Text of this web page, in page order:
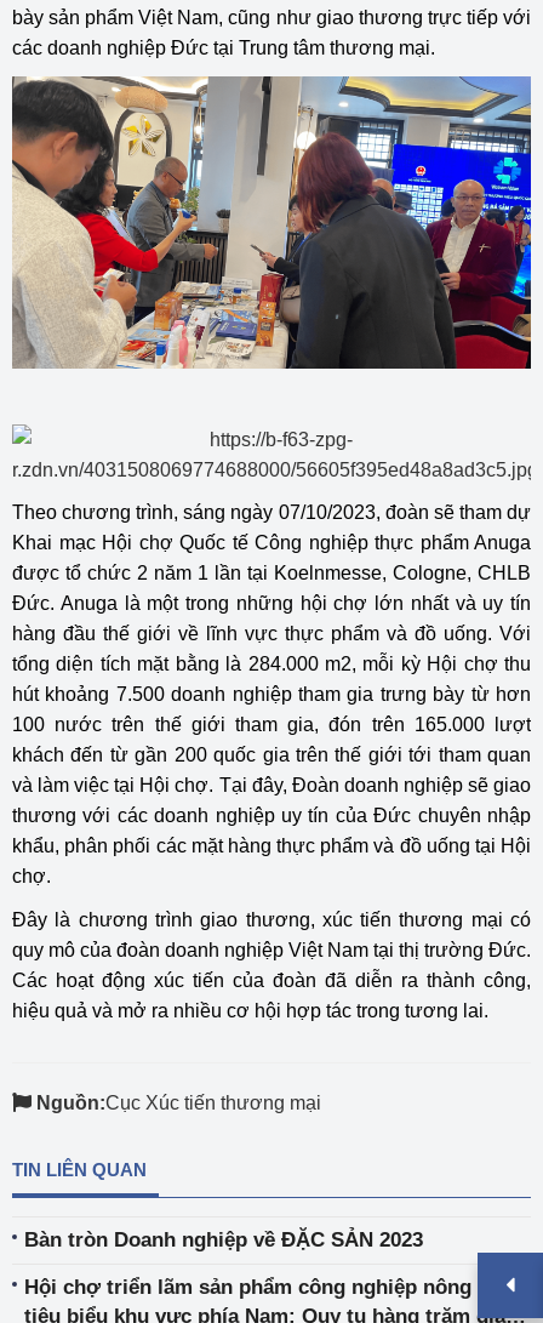
bày sản phẩm Việt Nam, cũng như giao thương trực tiếp với
các doanh nghiệp Đức tại Trung tâm thương mại.
Theo chương trình, sáng ngày 07/10/2023, đoàn sẽ tham dự
Khai mạc Hội chợ Quốc tế Công nghiệp thực phẩm Anuga
được tổ chức 2 năm 1 lần tại Koelnmesse, Cologne, CHLB
Đức. Anuga là một trong những hội chợ lớn nhất và uy tín
hàng đầu thế giới về lĩnh vực thực phẩm và đồ uống. Với
tổng diện tích mặt bằng là 284.000 m2, mỗi kỳ Hội chợ thu
hút khoảng 7.500 doanh nghiệp tham gia trưng bày từ hơn
100 nước trên thế giới tham gia, đón trên 165.000 lượt
khách đến từ gần 200 quốc gia trên thế giới tới tham quan
và làm việc tại Hội chợ. Tại đây, Đoàn doanh nghiệp sẽ giao
thương với các doanh nghiệp uy tín của Đức chuyên nhập
khẩu, phân phối các mặt hàng thực phẩm và đồ uống tại Hội
chợ.
Đây là chương trình giao thương, xúc tiến thương mại có
quy mô của đoàn doanh nghiệp Việt Nam tại thị trường Đức.
Các hoạt động xúc tiến của đoàn đã diễn ra thành công,
hiệu quả và mở ra nhiều cơ hội hợp tác trong tương lai.
Nguồn:Cục Xúc tiến thương mại
TIN LIÊN QUAN
Bàn tròn Doanh nghiệp về ĐẶC SẢN 2023
Hội chợ triển lãm sản phẩm công nghiệp nông thôn
tiêu biểu khu vực phía Nam: Quy tụ hàng trăm gian